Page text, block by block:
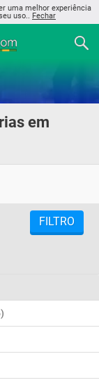
uma melhor experiência
uso.. Fechar
em
FILTRO